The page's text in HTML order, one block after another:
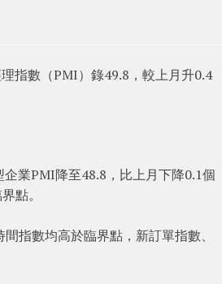
指數（PMI）錄49.8，較上月升0.4
業PMI降至48.8，比上月下降0.1個
點。
指數均高於臨界點，新訂單指數、